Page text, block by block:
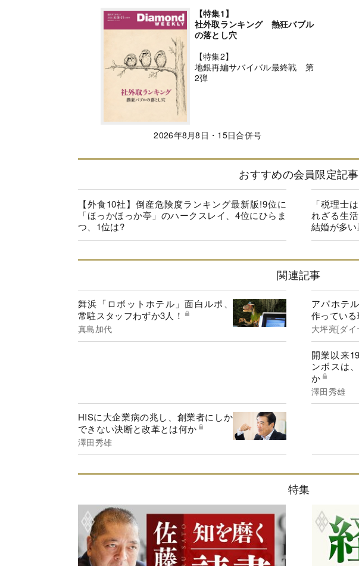
【特集1】
社外取ランキング 熱狂バブル
の落とし穴
【特集2】
地銀再編サバイバル最終戦 第
2弾
2026年8月8日・15日合併号
おすすめの会員限定記事
【外食10社】倒産危険度ランキング最新版!9位に
「ほっかほっか亭」のハークスレイ、4位にひらま
つ、1位は?
「税理士
れざる生
結婚が多
関連記事
舞浜「ロボットホテル」面白ルポ、
常駐スタッフわずか3人！
真島加代
アパホテ
作っている
大坪亮[ダ
開業以来
ンボスは
か
澤田秀雄
HISに大企業病の兆し、創業者にしか
できない決断と改革とは何か
澤田秀雄
特集